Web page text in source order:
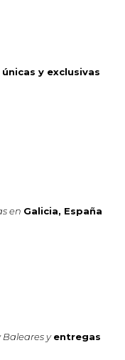
y exclusivas
en Galicia, España
y entregas